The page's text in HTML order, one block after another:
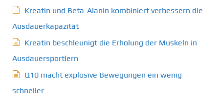
Kreatin und Beta-Alanin kombiniert verbessern die
Ausdauerkapazität
Kreatin beschleunigt die Erholung der Muskeln in
Ausdauersportlern
Q10 macht explosive Bewegungen ein wenig
schneller